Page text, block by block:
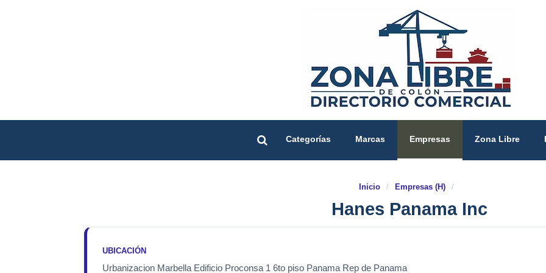
Categorías Marcas Empresas Zona Libre
Inicio / Empresas (H) /
Hanes Panama Inc
UBICACIÓN
Urbanizacion Marbella Edificio Proconsa 1 6to piso Panama Rep de Panama